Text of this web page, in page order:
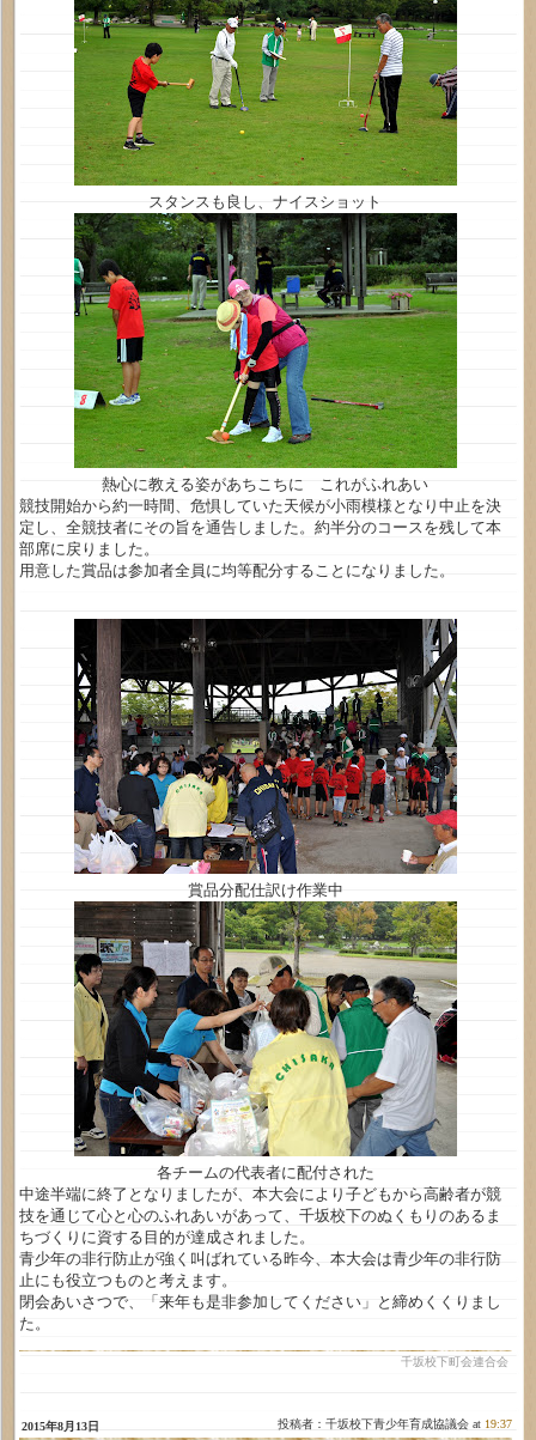
スタンスも良し、ナイスショット
熱心に教える姿があちこちに これがふれあい
競技開始から約一時間、危惧していた天候が小雨模様となり中止を決
定し、全競技者にその旨を通告しました。約半分のコースを残して本
部席に戻りました。
用意した賞品は参加者全員に均等配分することになりました。
賞品分配仕訳け作業中
各チームの代表者に配付された
中途半端に終了となりましたが、本大会により子どもから高齢者が競
技を通じて心と心のふれあいがあって、千坂校下のぬくもりのあるま
ちづくりに資する目的が達成されました。
青少年の非行防止が強く叫ばれている昨今、本大会は青少年の非行防
止にも役立つものと考えます。
閉会あいさつで、「来年も是非参加してください」と締めくくりまし
た。
千坂校下町会連合会
2015年8月13日 投稿者：千坂校下青少年育成協議会 at 19:37